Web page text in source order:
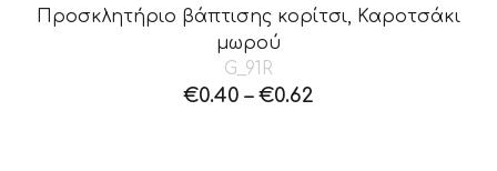
Προσκλητήριο βάπτισης κορίτσι, Καροτσάκι
μωρού
G_91R
€0.40 – €0.62